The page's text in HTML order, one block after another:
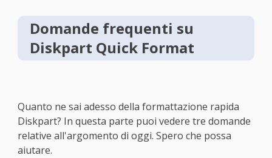
Domande frequenti su
Diskpart Quick Format
Quanto ne sai adesso della formattazione rapida
Diskpart? In questa parte puoi vedere tre domande
relative all'argomento di oggi. Spero che possa
aiutare.